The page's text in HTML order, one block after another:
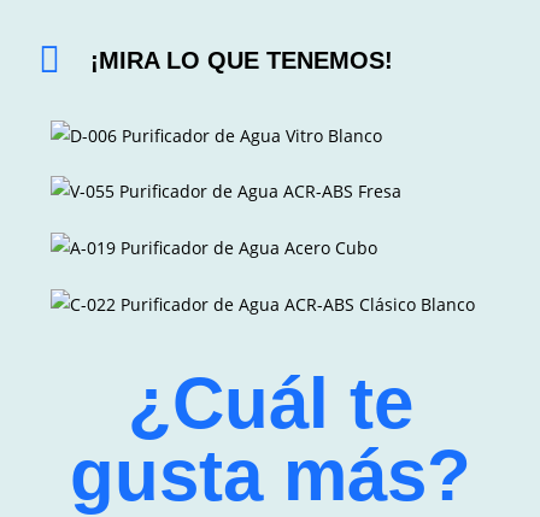
¡MIRA LO QUE TENEMOS!
¿Cuál te
gusta más?